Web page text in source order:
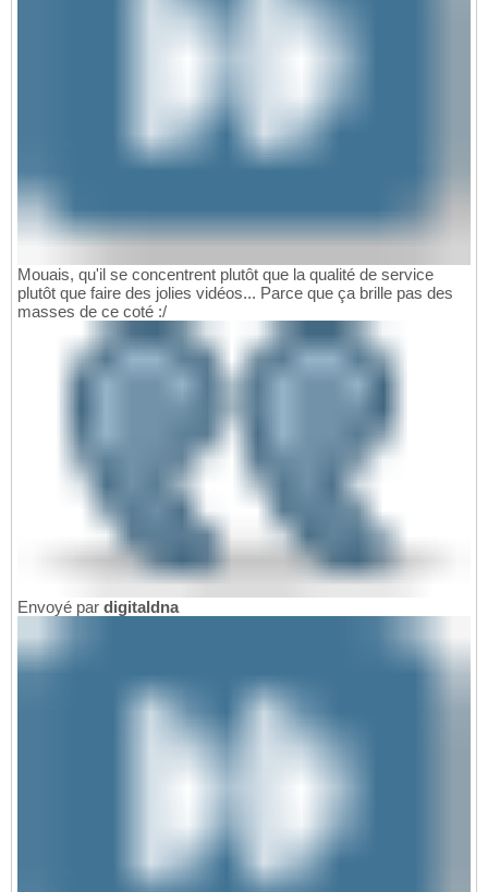
Mouais, qu'il se concentrent plutôt que la qualité de service
plutôt que faire des jolies vidéos... Parce que ça brille pas des
masses de ce coté :/
Envoyé par digitaldna